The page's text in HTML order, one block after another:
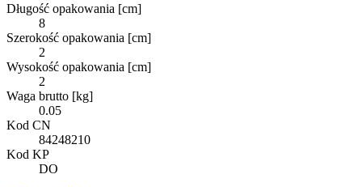
Długość opakowania [cm]
8
Szerokość opakowania [cm]
2
Wysokość opakowania [cm]
2
Waga brutto [kg]
0.05
Kod CN
84248210
Kod KP
DO